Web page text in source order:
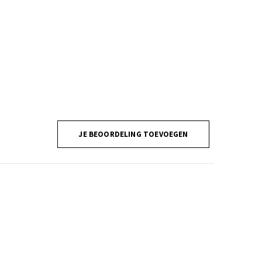
JE BEOORDELING TOEVOEGEN